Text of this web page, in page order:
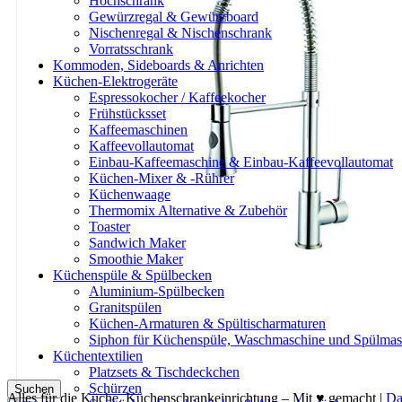
Pfannenhalter & Pfannenständer
Topf-Deckelhalter & -ständer
Kochbücher
Küchen-Elektrogeräte
Frühstücksset
Küchenwaage
Smoothie Maker
Toaster
Küchenhelfer / Küchenutensilien
Küchenschubladen & Auszüge
Apothekerschrank/-auszug für Küche & Haushalt
LeMans Eckschrank-Schwenkauszug
Teleskopschubladen
Küchenspüle & Spülbecken
Abflusssieb / Schmutzfänger Spülbecken
Messerblock, Messerhalter & Messerständer
Nudelmaschine / Pastamaker
Formaufsätze & Matrizen für Nudelmaschine / Pastamaker
Plätzchen backen
Regale & Schränke
Flaschenregal (Weinregal)
Weinkühler & Sektkühler (Flaschenkühler)
Suchen
Gewürzregal & Gewürzboard
Nischenregal & Nischenschrank
Vorratsschrank
Kommoden, Sideboards & Anrichten
Küchen-Elektrogeräte
Espressokocher / Kaffeekocher
Frühstücksset
Kaffeemaschinen
Kaffeevollautomat
Einbau-Kaffeemaschine & Einbau-Kaffeevollautomat
Küchen-Mixer & -Rührer
Küchenwaage
Thermomix Alternative & Zubehör
Toaster
Sandwich Maker
Smoothie Maker
Küchenspüle & Spülbecken
Aluminium-Spülbecken
Granitspülen
Küchen-Armaturen & Spültischarmaturen
Siphon für Küchenspüle, Waschmaschine und
Küchentextilien
Platzsets & Tischdeckchen
Schürzen
Alles für die Küche, Küchenschrankeinrichtung – Mit ♥ gemacht |